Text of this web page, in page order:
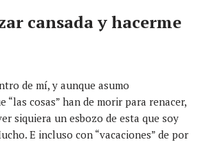
cansada y hacerme
de mí, y aunque asumo
“las cosas” han de morir para renacer,
siquiera un esbozo de esta que soy
E incluso con “vacaciones” de por